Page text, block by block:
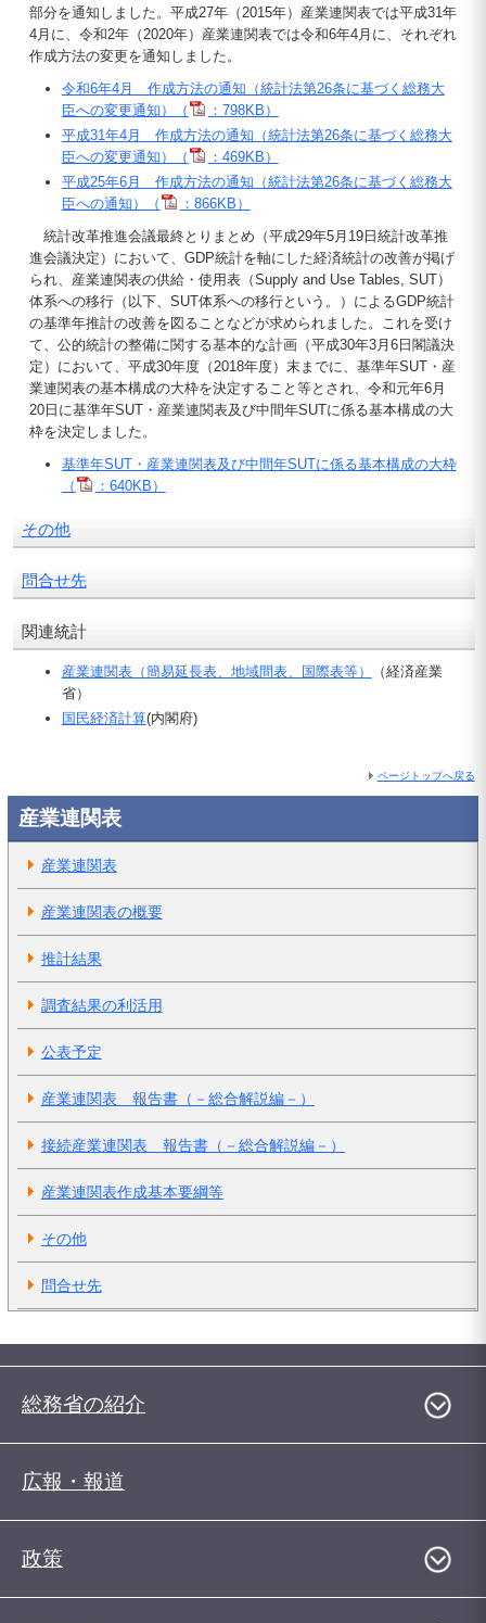
部分を通知しました。平成27年（2015年）産業連関表では平成31年
4月に、令和2年（2020年）産業連関表では令和6年4月に、それぞれ
作成方法の変更を通知しました。
令和6年4月 作成方法の通知（統計法第26条に基づく総務大
臣への変更通知）（
：798KB）
平成31年4月 作成方法の通知（統計法第26条に基づく総務大
臣への変更通知）（
：469KB）
平成25年6月 作成方法の通知（統計法第26条に基づく総務大
臣への通知）（
：866KB）
統計改革推進会議最終とりまとめ（平成29年5月19日統計改革推
進会議決定）において、GDP統計を軸にした経済統計の改善が掲げ
られ、産業連関表の供給・使用表（Supply and Use Tables, SUT）
体系への移行（以下、SUT体系への移行という。）によるGDP統計
の基準年推計の改善を図ることなどが求められました。これを受け
て、公的統計の整備に関する基本的な計画（平成30年3月6日閣議決
定）において、平成30年度（2018年度）末までに、基準年SUT・産
業連関表の基本構成の大枠を決定すること等とされ、令和元年6月
20日に基準年SUT・産業連関表及び中間年SUTに係る基本構成の大
枠を決定しました。
基準年SUT・産業連関表及び中間年SUTに係る基本構成の大枠
（
：640KB）
その他
問合せ先
関連統計
産業連関表（簡易延長表、地域間表、国際表等）
（経済産業
省）
国民経済計算(内閣府)
ページトップへ戻る
産業連関表
産業連関表
産業連関表の概要
推計結果
調査結果の利活用
公表予定
産業連関表 報告書（－総合解説編－）
接続産業連関表 報告書（－総合解説編－）
産業連関表作成基本要綱等
その他
問合せ先
総務省の紹介
広報・報道
政策